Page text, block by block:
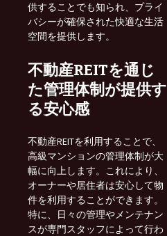
供することでも知られ、プライ
バシーが確保された快適な生活
空間を提供します。
不動産REITを通じ
た管理体制が提供す
る安心感
不動産REITを利用することで、
高級マンションの管理体制が大
幅に向上します。これにより、
オーナーや居住者は安心して物
件を利用することができます。
特に、日々の管理やメンテナン
スが専門スタッフによって行わ